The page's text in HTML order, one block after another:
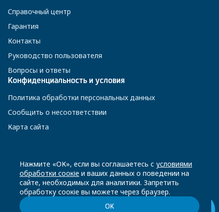
Справочный центр
Гарантия
Контакты
Руководство пользователя
Вопросы и ответы
Конфиденциальность и условия
Политика обработки персональных данных
Сообщить о несоответствии
Карта сайта
8 800 200-23-56
Чат-бот в Телеграм
Нажмите «ОК», если вы соглашаетесь с условиями
обработки соокіе и ваших данных о поведении на
сайте, необходимых для аналитики. Запретить
обработку соокіе вы можете через браузер.
ОК